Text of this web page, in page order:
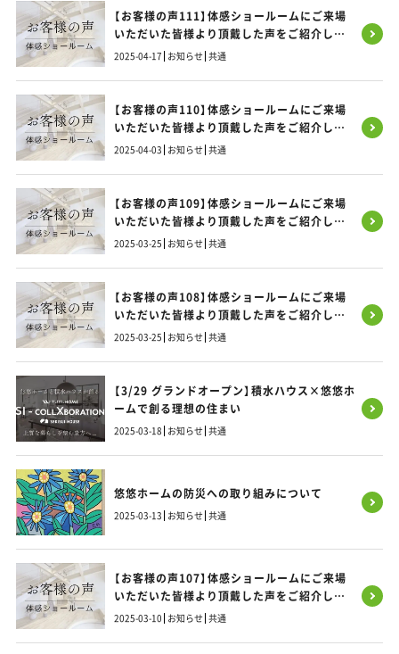
【お客様の声111】体感ショールームにご来場
いただいた皆様より頂戴した声をご紹介しま
す！
2025-04-17 お知らせ 共通
【お客様の声110】体感ショールームにご来場
いただいた皆様より頂戴した声をご紹介しま
す！
2025-04-03 お知らせ 共通
【お客様の声109】体感ショールームにご来場
いただいた皆様より頂戴した声をご紹介しま
す！
2025-03-25 お知らせ 共通
【お客様の声108】体感ショールームにご来場
いただいた皆様より頂戴した声をご紹介しま
す！
2025-03-25 お知らせ 共通
【3/29 グランドオープン】積水ハウス×悠悠ホ
ームで創る理想の住まい
2025-03-18 お知らせ 共通
悠悠ホームの防災への取り組みについて
2025-03-13 お知らせ 共通
【お客様の声107】体感ショールームにご来場
いただいた皆様より頂戴した声をご紹介しま
す！
2025-03-10 お知らせ 共通